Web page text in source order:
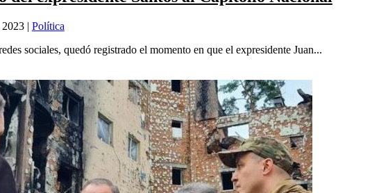
2023| Política
sociales, quedó registrado el momento en que el expresidente Juan...